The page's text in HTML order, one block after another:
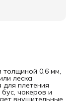
толщиной 0,6 мм,
леска
плетения
чокеров и
внушительные